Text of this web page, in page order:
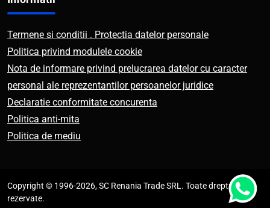
Termene si conditii . Protectia datelor personale
Politica privind modulele cookie
Nota de informare privind prelucrarea datelor cu caracter
personal ale reprezentantilor persoanelor juridice
Declaratie conformitate concurenta
Politica anti-mita
Politica de mediu
Copyright © 1996-2026, SC Renania Trade SRL. Toate drepturile
rezervate.